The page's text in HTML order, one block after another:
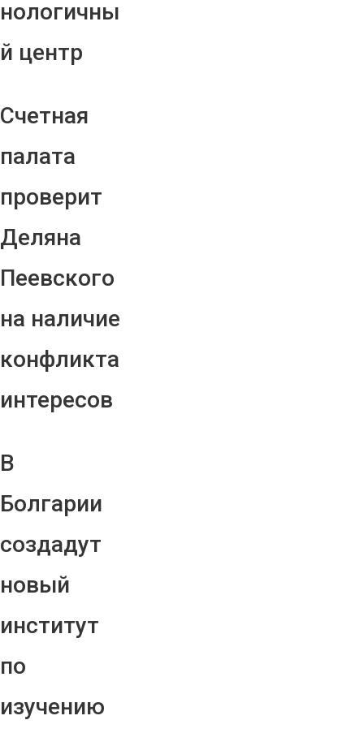
нологичны
й центр
Счетная
палата
проверит
Деляна
Пеевского
на наличие
конфликта
интересов
В
Болгарии
создадут
новый
институт
по
изучению